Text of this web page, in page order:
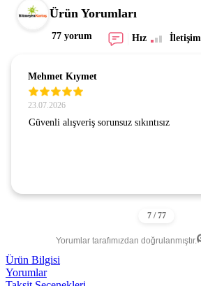
Ürün Yorumları
77 yorum Hız İletişim
Mehmet Kıymet
23.07.2026
Güvenli alışveriş sorunsuz sıkıntısız
Yorumlar tarafımızdan doğrulanmıştır.
Ürün Bilgisi
Yorumlar